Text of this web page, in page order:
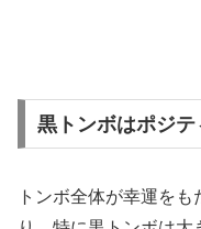
黒トンボはポジ
トンボ全体が幸運を